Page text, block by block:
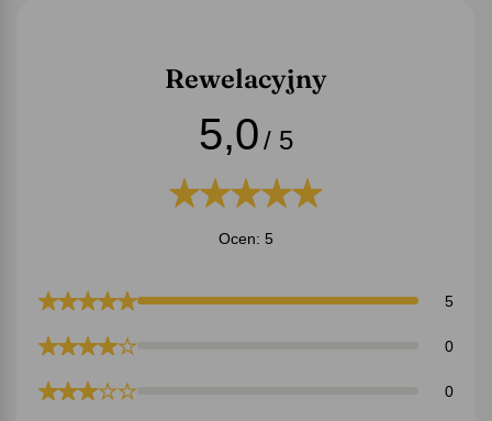
Rewelacyjny
5,0/ 5
Ocen: 5
5
0
0